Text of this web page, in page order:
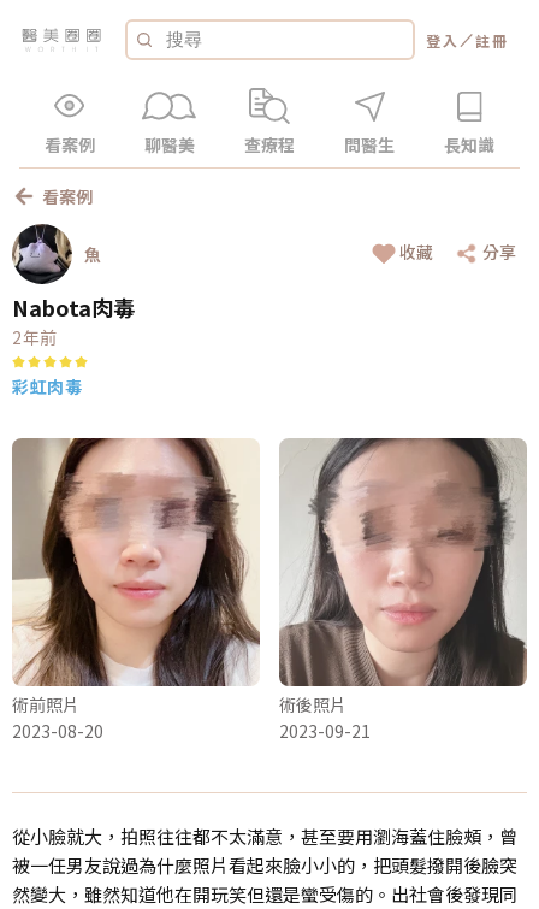
登入 ／註冊
看案例 聊醫美 查療程 問醫生 長知識
看案例
魚 收藏 分享
Nabota肉毒
2年前
彩虹肉毒
術前照片
2023-08-20
術後照片
2023-09-21
從小臉就大，拍照往往都不太滿意，甚至要用瀏海蓋住臉頰，曾
被一任男友說過為什麼照片看起來臉小小的，把頭髮撥開後臉突
然變大，雖然知道他在開玩笑但還是蠻受傷的。出社會後發現同